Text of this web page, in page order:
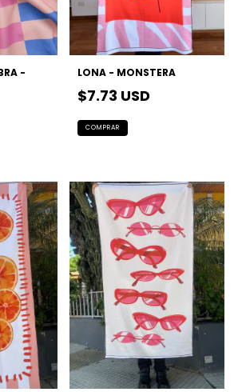
-
LONA - MONSTERA
$7.73 USD